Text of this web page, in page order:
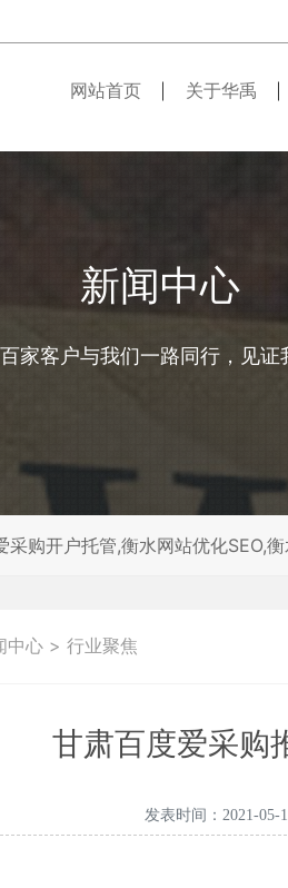
网站首页 关于华禹
新闻中心
家客户与我们一路同行，见证
购开户托管,衡水网站优化SEO,
中心> 行业聚焦
甘肃百度爱采购
发表时间：2021-